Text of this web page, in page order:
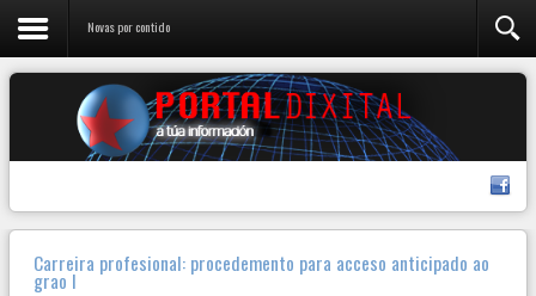
Novas por contido
Carreira profesional: procedemento para acceso anticipado ao
grao I